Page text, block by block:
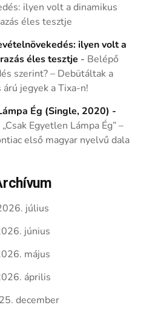
ilyen volt a dinamikus
éles tesztje
ilyen volt a
éles tesztje - Belépő
szerint? – Debütáltak a
jegyek a Tixa-n!
Ég (Single, 2020) -
„Csak Egyetlen Lámpa Ég” –
első magyar nyelvű dala
július
június
május
április
december